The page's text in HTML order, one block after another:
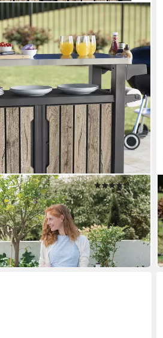
in Holzoptik Pinie, aus
(11)